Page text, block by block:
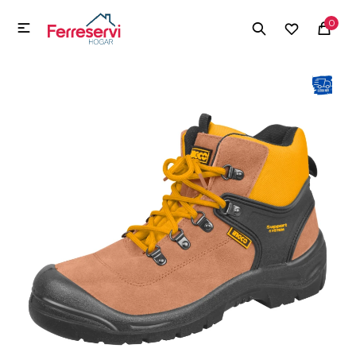
0

MI CUENTA
Herramientas y Construcción
Deportes